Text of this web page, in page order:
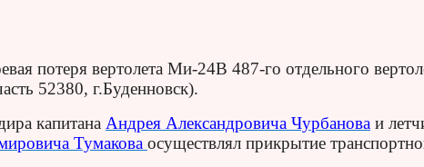
потеря вертолета Ми-24В 487-го отдельного
52380, г.Буденновск).
капитана Андрея Александровича Чурбанова и
Тумакова осуществлял прикрытие